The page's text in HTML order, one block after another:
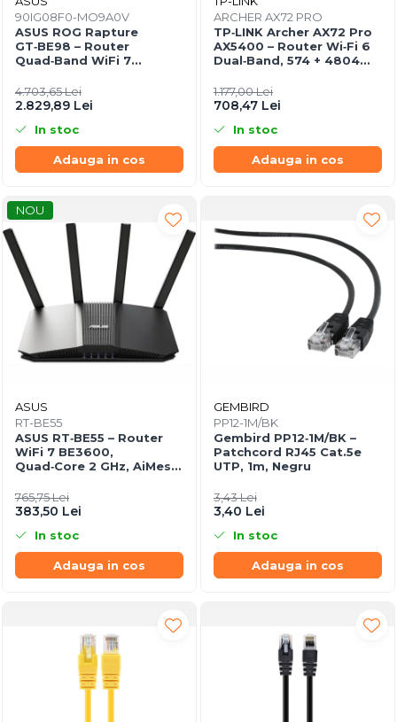
90IG08F0-MO9A0V
ASUS ROG Rapture
GT‑BE98 – Router
Quad‑Band WiFi 7
2.5GbE, Gaming, AiMesh
4.703,65 Lei
2.829,89 Lei
In stoc
Adauga in cos
ARCHER AX72 PRO
TP‑LINK Archer AX72 Pro
AX5400 – Router Wi‑Fi 6
Dual‑Band, 574 + 4804
2.5Gbps WAN/LAN, USB
3.0
1.177,00 Lei
708,47 Lei
In stoc
Adauga in cos
NOU
ASUS
RT-BE55
ASUS RT‑BE55 – Router
WiFi 7 BE3600,
Quad‑Core 2 GHz, AiMesh,
765,75 Lei
383,50 Lei
In stoc
Adauga in cos
GEMBIRD
PP12-1M/BK
Gembird PP12‑1M/BK –
Patchcord RJ45 Cat.5e
UTP, 1m, Negru
3,43 Lei
3,40 Lei
In stoc
Adauga in cos